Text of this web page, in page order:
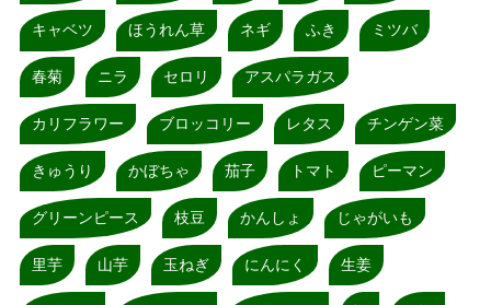
キャベツ ほうれん草 ネギ ふき ミツバ
春菊 ニラ セロリ アスパラガス
カリフラワー ブロッコリー レタス チンゲン菜
きゅうり かぼちゃ 茄子 トマト ピーマン
グリーンピース 枝豆 かんしょ じゃがいも
里芋 山芋 玉ねぎ にんにく 生姜